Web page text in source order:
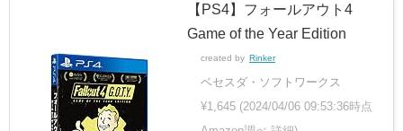
【PS4】フォールアウト4
Game of the Year Edition
created by Rinker
ベセスダ・ソフトワークス
¥1,645 (2024/04/06 09:53:36時点